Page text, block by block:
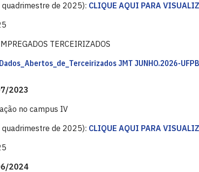
de 2025): CLIQUE AQUI PARA
TERCEIRIZADOS
JMT JUNHO.2026-
2023
no campus IV
de 2025): CLIQUE AQUI PARA
2024